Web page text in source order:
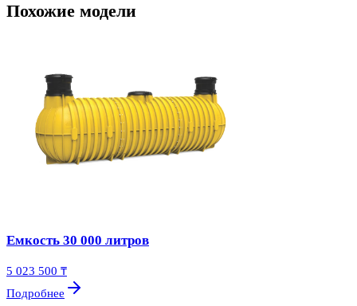
Похожие модели
Емкость 30 000 литров
5 023 500 ₸
Подробнее